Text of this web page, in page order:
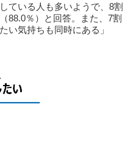
ている人も多いようで、8割
88.0％）と回答。また、7割
い気持ちも同時にある」